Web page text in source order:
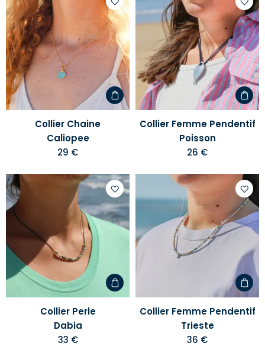
Ajouter
à
votre
liste
d'envies
Collier Chaine
Caliopee
29 €
à
votre
liste
Collier Femme Pendentif
Poisson
26 €
Ajouter
à
votre
Collier Perle
Dabia
33 €
à
votre
liste
Collier Femme Pendentif
Trieste
36 €